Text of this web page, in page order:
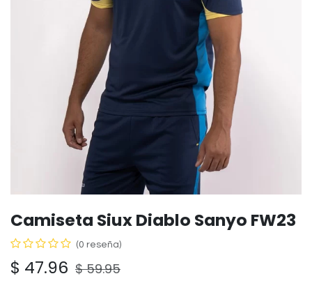
Camiseta Siux Diablo Sanyo FW23
(0 reseña)
$ 47.96 $59.95